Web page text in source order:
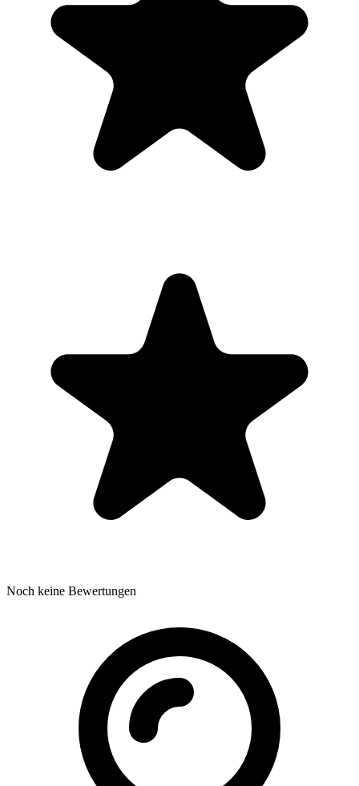
Noch keine Bewertungen